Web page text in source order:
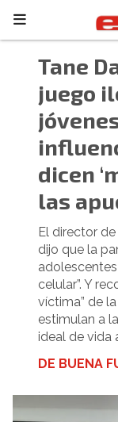
Tane
juego
dicen
las
El director
dijo que la
celular”. Y
víctima” de
estimulan a
ideal de vida
DE BUENA